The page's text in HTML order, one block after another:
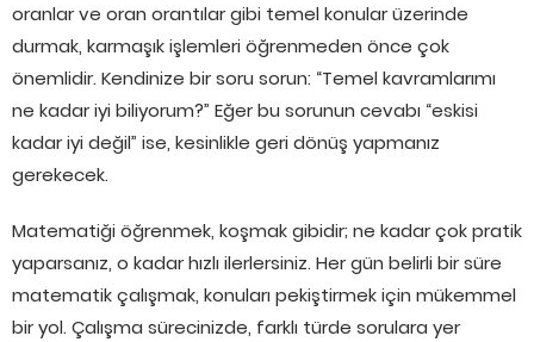
oranlar ve oran orantılar gibi temel konular üzerinde
durmak, karmaşık işlemleri öğrenmeden önce çok
önemlidir. Kendinize bir soru sorun: “Temel kavramlarımı
ne kadar iyi biliyorum?” Eğer bu sorunun cevabı “eskisi
kadar iyi değil” ise, kesinlikle geri dönüş yapmanız
gerekecek.
Matematiği öğrenmek, koşmak gibidir; ne kadar çok pratik
yaparsanız, o kadar hızlı ilerlersiniz. Her gün belirli bir süre
matematik çalışmak, konuları pekiştirmek için mükemmel
bir yol. Çalışma sürecinizde, farklı türde sorulara yer